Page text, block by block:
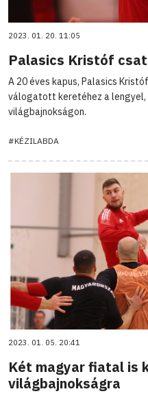
2023. 01. 20. 11:05
Palasics Kristóf
A 20 éves kapus, Palasics
válogatott keretéhez a lengyel,
világbajnokságon.
#KÉZILABDA
2023. 01. 05. 20:41
Két magyar fiatal is
világbajnokságra